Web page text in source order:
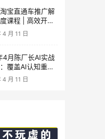
淘宝直通车推广解
课程 | 高效开
投产系统实操课
4 月 11 日
4月陈厂长AI实战
覆盖AI认知重
体与大模型解
月 11 日